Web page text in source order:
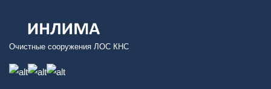
Очистные сооружения ЛОС КНС